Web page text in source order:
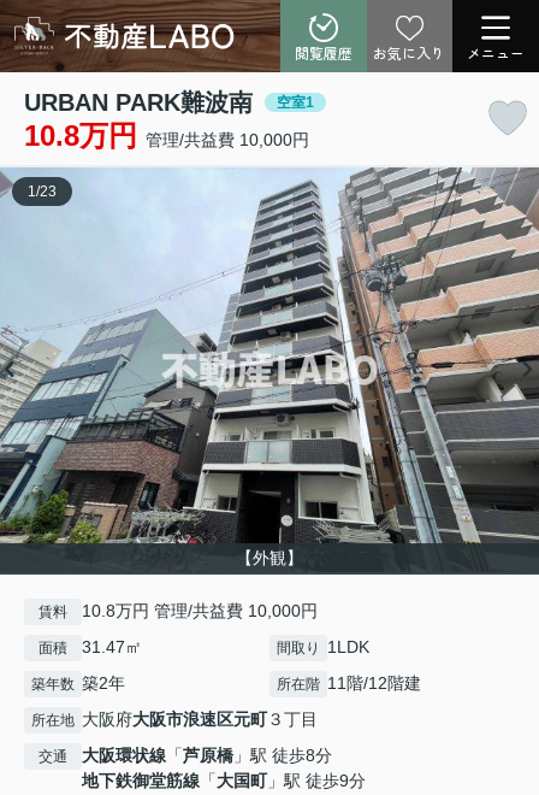
閲覧履歴 お気に入り メニュー
URBAN PARK難波南 空室1
10.8万円 管理/共益費 10,000円
【外観】
1 /23
賃料 10.8万円 管理/共益費 10,000円
面積 31.47㎡ 間取り 1LDK
築年数 築2年 所在階 11階/12階建
所在地 大阪府大阪市浪速区元町３丁目
交通 大阪環状線 「芦原橋 」駅 徒歩8分
地下鉄御堂筋線 「大国町」駅 徒歩9分